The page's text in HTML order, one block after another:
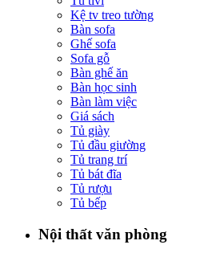
Kệ tv treo tường
Bàn sofa
Ghế sofa
Sofa gỗ
Bàn ghế ăn
Bàn học sinh
Bàn làm việc
Giá sách
Tủ giày
Tủ đầu giường
Tủ trang trí
Tủ bát đĩa
Tủ rượu
Tủ bếp
Nội thất văn phòng